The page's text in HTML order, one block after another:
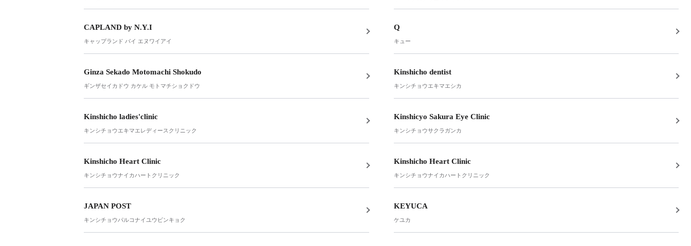
CAPLAND by N.Y.I
キャップランド バイ エヌワイアイ
Q
キュー
Ginza Sekado Motomachi Shokudo
ギンザセイカドウ カケル モトマチショクドウ
Kinshicho dentist
キンシチョウエキマエシカ
Kinshicho ladies'clinic
キンシチョウエキマエレディースクリニック
Kinshicyo Sakura Eye Clinic
キンシチョウサクラガンカ
Kinshicho Heart Clinic
キンシチョウナイカハートクリニック
Kinshicho Heart Clinic
キンシチョウナイカハートクリニック
JAPAN POST
キンシチョウパルコナイユウビンキョク
KEYUCA
ケユカ